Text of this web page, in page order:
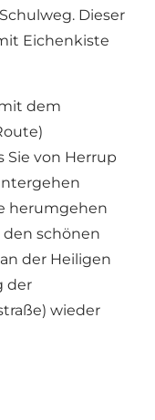
Dieser
Eichenkiste
dem
Sie von Herrup
herumgehen
den schönen
der Heiligen
der
wieder